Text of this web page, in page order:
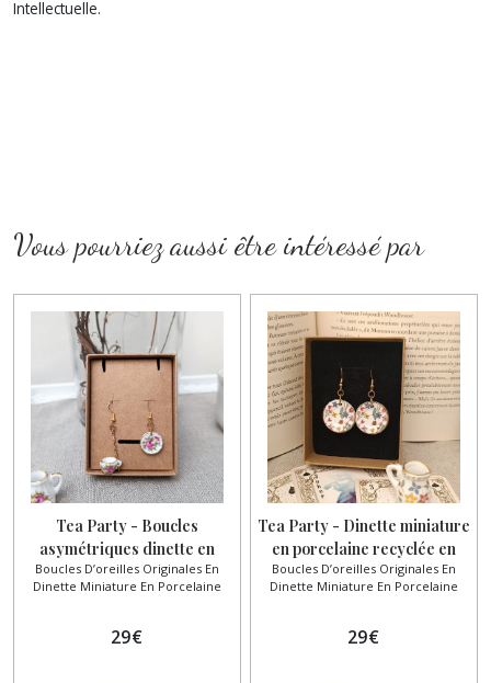
Intellectuelle.
Vous pourriez aussi être intéressé par
Tea Party - Boucles
asymétriques dinette en
porcelaine
Boucles D’oreilles Originales En
Dinette Miniature En Porcelaine
29€
Tea Party - Dinette miniature
en porcelaine recyclée en
boucles
Boucles D’oreilles Originales En
Dinette Miniature En Porcelaine
29€